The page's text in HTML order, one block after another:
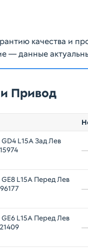
качества и
— данные
Привод
L15A Зад Лев
—
L15A Перед Лев
—
L15A Перед Лев
—